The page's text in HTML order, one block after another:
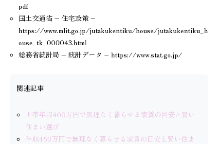
pdf
国土交通省 – 住宅政策 –
https://www.mlit.go.jp/jutakukentiku/house/jutakukentiku_h
ouse_tk_000043.html
総務省統計局 – 統計データ – https://www.stat.go.jp/
関連記事
世帯年収400万円で無理なく暮らせる家賃の目安と賢い
住まい選び
年収450万円で無理なく暮らせる家賃の目安と賢い住ま